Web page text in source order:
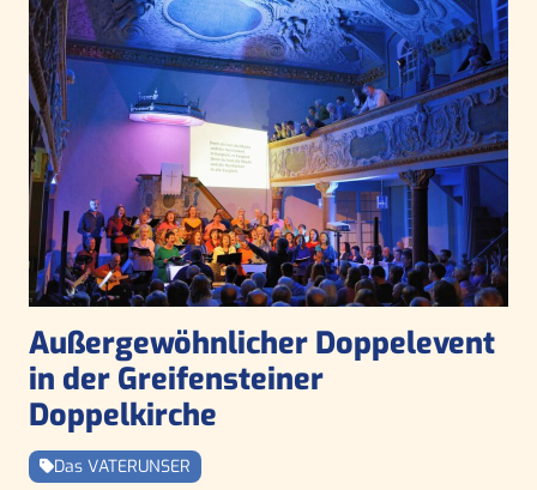
Außergewöhnlicher Doppelevent
in der Greifensteiner
Doppelkirche
Das VATERUNSER